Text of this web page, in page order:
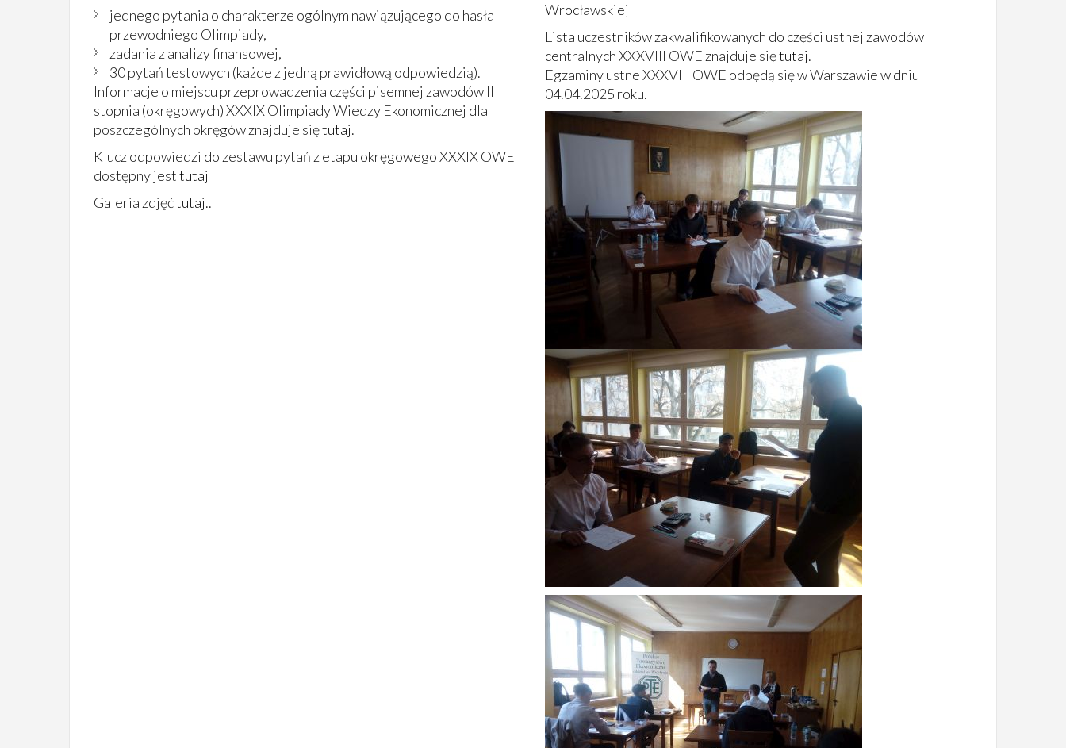
jednego pytania o charakterze ogólnym nawiązującego do hasła
przewodniego Olimpiady,
zadania z analizy finansowej,
30 pytań testowych (każde z jedną prawidłową odpowiedzią).
Informacje o miejscu przeprowadzenia części pisemnej zawodów II
stopnia (okręgowych) XXXIX Olimpiady Wiedzy Ekonomicznej dla
poszczególnych okręgów znajduje siętutaj.
Klucz odpowiedzi do zestawu pytań z etapu okręgowego XXXIX OWE
dostępny jesttutaj
Galeria zdjęćtutaj..
Wrocławskiej
Lista uczestników zakwalifikowanych do części ustnej zawodów
centralnych XXXVIII OWE znajduje siętutaj.
Egzaminy ustne XXXVIII OWE odbędą się w Warszawie w dniu
04.04.2025 roku.